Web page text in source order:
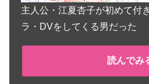
主人公・江夏杏子が初めて付
ラ・DVをしてくる男だった
読んでみ